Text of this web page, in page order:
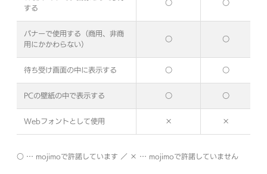
する
○ ○
バナーで使用する（商用、非商
用にかかわらない）
○ ○
待ち受け画面の中に表示する ○ ○
PCの壁紙の中で表示する ○ ○
Webフォントとして使用 × ×
○ … mojimoで許諾しています ／ × … mojimoで許諾していません